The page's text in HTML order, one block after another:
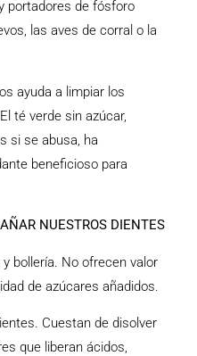
portadores de fósforo
las aves de corral o la
ayuda a limpiar los
té verde sin azúcar,
si se abusa, ha
beneficioso para
NUESTROS DIENTES
bollería. No ofrecen valor
de azúcares añadidos.
Cuestan de disolver
que liberan ácidos,